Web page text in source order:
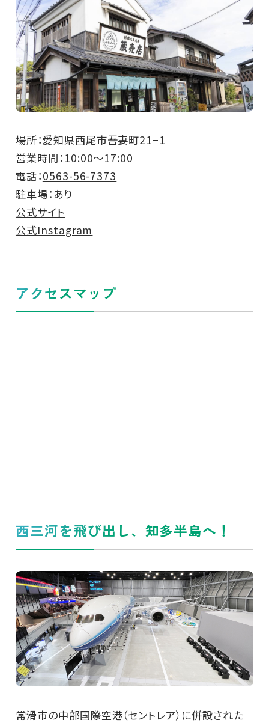
場所：愛知県西尾市吾妻町21−1
営業時間：10:00～17:00
電話：0563-56-7373
駐車場：あり
公式サイト
公式Instagram
アクセスマップ
西三河を飛び出し、知多半島へ！
常滑市の中部国際空港（セントレア）に併設された